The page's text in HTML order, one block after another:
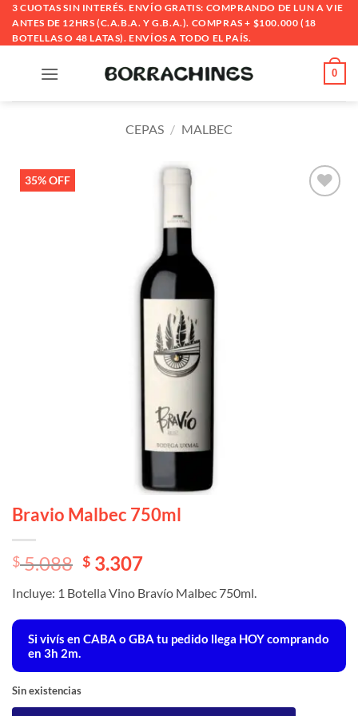
Saltar
contenido
3 CUOTAS SIN INTERÉS. ENVÍO GRATIS: COMPRANDO DE LUN A VIE
ANTES DE 12HRS (C.A.B.A. Y G.B.A.). COMPRAS + $100.000 (18
BOTELLAS O 48 LATAS). ENVÍOS A TODO EL PAÍS.
0
CEPAS / MALBEC
35% OFF
Bravio Malbec 750ml
El
original
era:
$ 5.088.
$5.088 El
actual
es:
$ 5.088.
$ 3.307
Incluye: 1 Botella Vino Bravío Malbec 750ml.
Si vivís en CABA o GBA tu pedido llega HOYcomprando
en 3h 2m.
Sin existencias